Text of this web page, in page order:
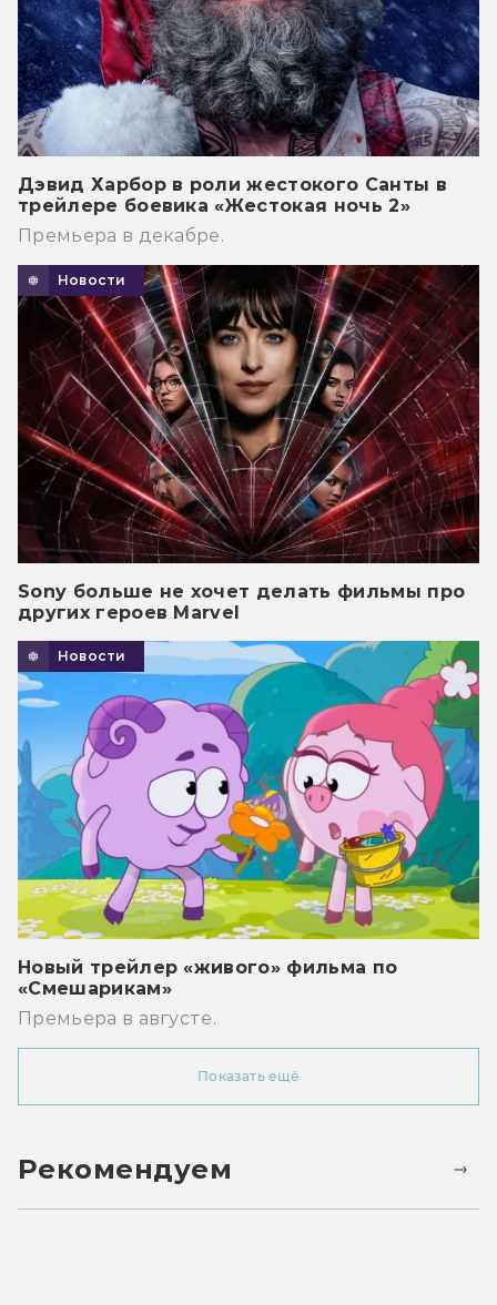
Дэвид Харбор в роли жестокого Санты в
трейлере боевика «Жестокая ночь 2»
Премьера в декабре.
Новости
Sony больше не хочет делать фильмы про
других героев Marvel
Новости
Новый трейлер «живого» фильма по
«Смешарикам»
Премьера в августе.
Показать ещё
Рекомендуем